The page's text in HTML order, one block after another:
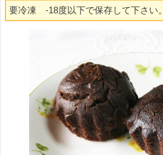
要冷凍 -18度以下で保存して下さい。